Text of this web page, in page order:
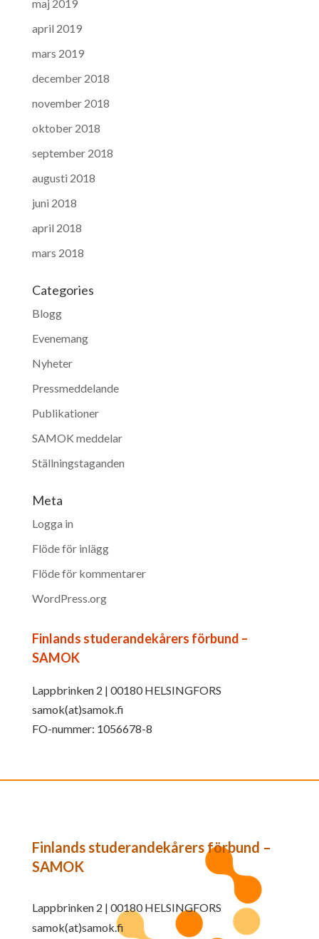
maj 2019
april 2019
mars 2019
december 2018
november 2018
oktober 2018
september 2018
augusti 2018
juni 2018
april 2018
mars 2018
Categories
Blogg
Evenemang
Nyheter
Pressmeddelande
Publikationer
SAMOK meddelar
Ställningstaganden
Meta
Logga in
Flöde för inlägg
Flöde för kommentarer
WordPress.org
Finlands studerandekårers förbund –
SAMOK
Lappbrinken 2 | 00180 HELSINGFORS
samok(at)samok.fi
FO-nummer: 1056678-8
Finlands studerandekårers förbund –
SAMOK
Lappbrinken 2 | 00180 HELSINGFORS
samok(at)samok.fi